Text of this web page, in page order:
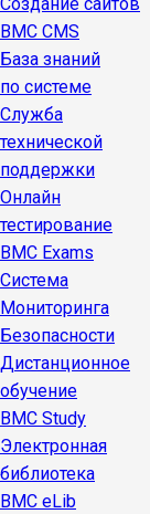
BMC CMS
База знаний
по системе
Служба
технической
поддержки
Онлайн
тестирование
BMC Exams
Система
Мониторинга
Безопасности
Дистанционное
обучение
BMC Study
Электронная
библиотека
BMC eLib